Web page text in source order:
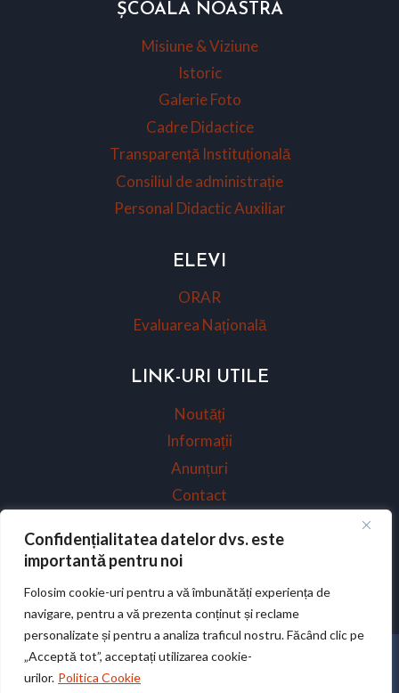
Confidențialitatea datelor dvs. este
importantă pentru noi
Folosim cookie-uri pentru a vă îmbunătăți experiența de
navigare, pentru a vă prezenta conținut și reclame
personalizate și pentru a analiza traficul nostru. Făcând clic pe
„Acceptă tot”, acceptați utilizarea cookie-
urilor. Politica Cookie
ȘCOALA NOASTRĂ
Misiune & Viziune
Istoric
Galerie Foto
Cadre Didactice
Transparență Instituțională
Consiliul de administrație
Personal Didactic Auxiliar
ELEVI
ORAR
Evaluarea Națională
LINK-URI UTILE
Noutăți
Informații
Anunțuri
Contact
Termeni & Condiții
© 2026 Școala Gimnazială "Ienăchiță Văcărescu" -